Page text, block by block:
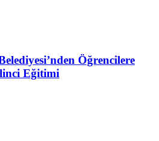
Öğrencilere
Eğitimi